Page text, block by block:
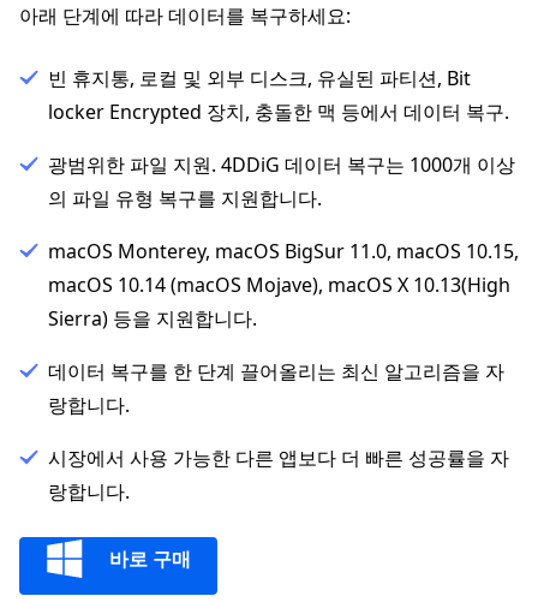
아래 단계에 따라 데이터를 복구하세요:
빈 휴지통, 로컬 및 외부 디스크, 유실된 파티션, Bit
locker Encrypted 장치, 충돌한 맥 등에서 데이터 복구.
광범위한 파일 지원. 4DDiG 데이터 복구는 1000개 이상
의 파일 유형 복구를 지원합니다.
macOS Monterey, macOS BigSur 11.0, macOS 10.15,
macOS 10.14 (macOS Mojave), macOS X 10.13(High
Sierra) 등을 지원합니다.
데이터 복구를 한 단계 끌어올리는 최신 알고리즘을 자
랑합니다.
시장에서 사용 가능한 다른 앱보다 더 빠른 성공률을 자
랑합니다.
바로 구매